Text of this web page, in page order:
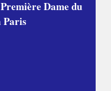
Dame du
Paris